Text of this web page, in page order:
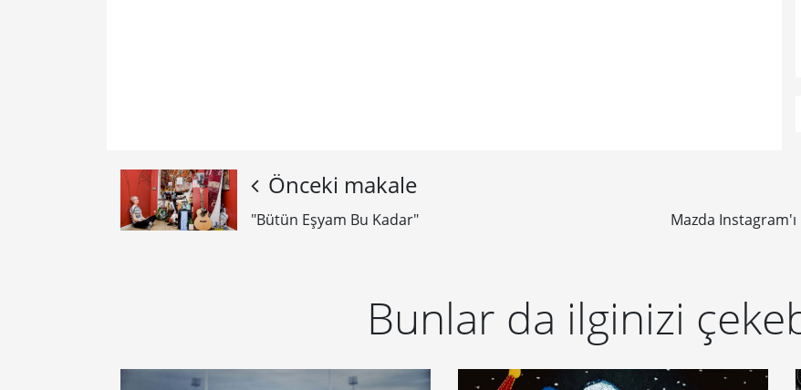
Önceki makale
"Bütün Eşyam Bu Kadar" Mazda
Bunlar da ilginizi